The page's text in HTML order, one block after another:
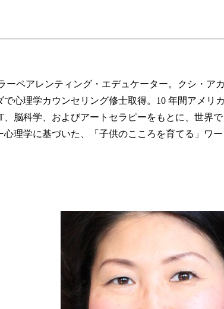
ーペアレンティング・エデュケーター。クシ・
心理学カウンセリング修士取得。10 年間アメ
脳科学、およびアートセラピーをもとに、世界
理学に基づいた、「子供のこころを育てる」ワ